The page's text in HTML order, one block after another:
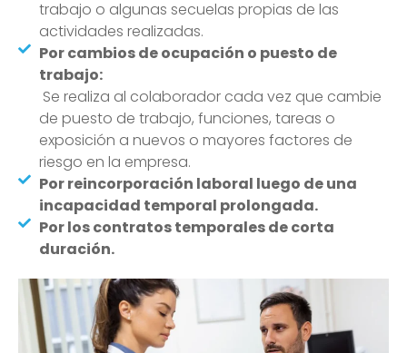
trabajo o algunas secuelas propias de las
actividades realizadas.
Por cambios de ocupación o puesto de
trabajo:
Se realiza al colaborador cada vez que cambie
de puesto de trabajo, funciones, tareas o
exposición a nuevos o mayores factores de
riesgo en la empresa.
Por reincorporación laboral luego de una
incapacidad temporal prolongada.
Por los contratos temporales de corta
duración.